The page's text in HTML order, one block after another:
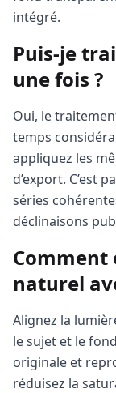
intégré.
Puis-je
une fois ?
Oui, le
temps
appliquez les
d’export. C’est
séries
déclinaisons
Comment
naturel
Alignez la
le sujet et le
originale et
réduisez la